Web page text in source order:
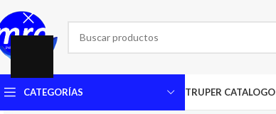
CATEGORÍAS TRUPER CATALOGO